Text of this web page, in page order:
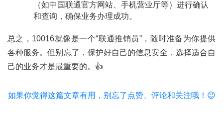
资
讯
量
投稿
（如中国联通官方网站、手机营业厅等）进行确认
和查询，确保业务办理成功。
总之，10016就像是一个“联通推销员”，随时准备为你提供
各种服务。但别忘了，保护好自己的信息安全，选择适合自
己的业务才是最重要的。👍
如果你觉得这篇文章有用，别忘了点赞、评论和关注哦！😉